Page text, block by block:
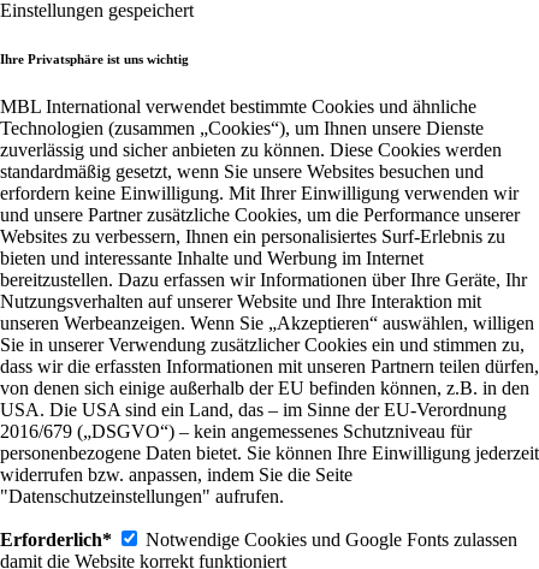
Einstellungen gespeichert
Ihre Privatsphäre ist uns wichtig
MBL International verwendet bestimmte Cookies und ähnliche
Technologien (zusammen „Cookies“), um Ihnen unsere Dienste
zuverlässig und sicher anbieten zu können. Diese Cookies werden
standardmäßig gesetzt, wenn Sie unsere Websites besuchen und
erfordern keine Einwilligung. Mit Ihrer Einwilligung verwenden wir
und unsere Partner zusätzliche Cookies, um die Performance unserer
Websites zu verbessern, Ihnen ein personalisiertes Surf-Erlebnis zu
bieten und interessante Inhalte und Werbung im Internet
bereitzustellen. Dazu erfassen wir Informationen über Ihre Geräte, Ihr
Nutzungsverhalten auf unserer Website und Ihre Interaktion mit
unseren Werbeanzeigen. Wenn Sie „Akzeptieren“ auswählen, willigen
Sie in unserer Verwendung zusätzlicher Cookies ein und stimmen zu,
dass wir die erfassten Informationen mit unseren Partnern teilen dürfen,
von denen sich einige außerhalb der EU befinden können, z.B. in den
USA. Die USA sind ein Land, das – im Sinne der EU-Verordnung
2016/679 („DSGVO“) – kein angemessenes Schutzniveau für
personenbezogene Daten bietet. Sie können Ihre Einwilligung jederzeit
widerrufen bzw. anpassen, indem Sie die Seite
"Datenschutzeinstellungen" aufrufen.
Erforderlich*
Notwendige Cookies und Google Fonts zulassen
damit die Website korrekt funktioniert